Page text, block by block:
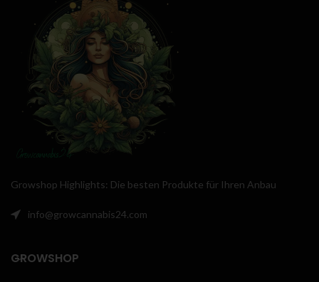
Growshop Highlights: Die besten Produkte für Ihren Anbau
info@growcannabis24.com
GROWSHOP